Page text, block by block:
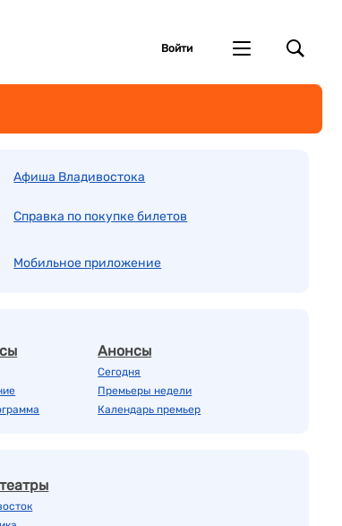
Войти
Афиша Владивостока
Справка по покупке билетов
Мобильное приложение
Анонсы
Сегодня
Премьеры недели
Календарь премьер